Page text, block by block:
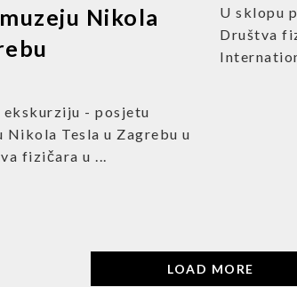
U sklopu
Društva
Nikola
ekskurziju - posjetu
Nikola Tesla u Zagrebu u
fizičara u ...
LOAD MORE